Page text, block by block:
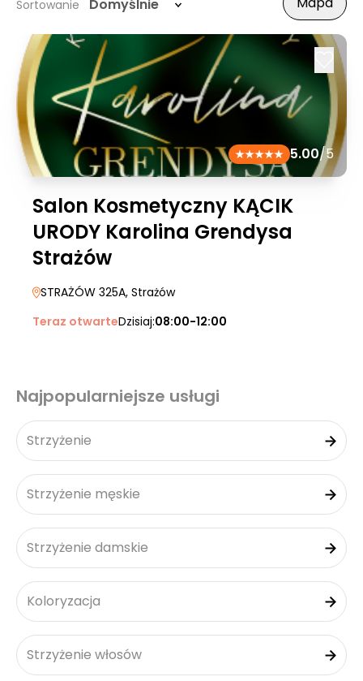
Sortowanie Domyślnie
5.00/5
Salon Kosmetyczny KĄCIK
URODY Karolina Grendysa
Strażów
STRAŻÓW 325A, Strażów
Teraz otwarteDzisiaj:08:00-12:00
Najpopularniejsze usługi
Strzyżenie
Strzyżenie męskie
Strzyżenie damskie
Koloryzacja
Strzyżenie włosów